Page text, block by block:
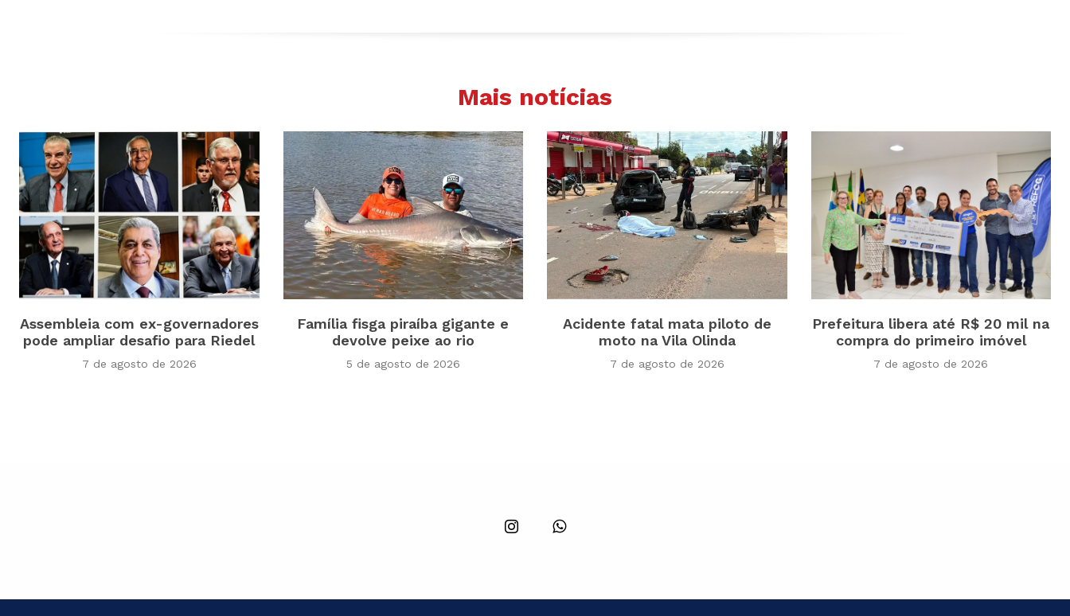
Mais notícias
Assembleia com ex-governadores
pode ampliar desafio para Riedel
7 de agosto de 2026
Família fisga piraíba gigante e
devolve peixe ao rio
5 de agosto de 2026
Acidente fatal mata piloto de
moto na Vila Olinda
7 de agosto de 2026
Prefeitura libera até R$ 20 mil na
compra do primeiro imóvel
7 de agosto de 2026